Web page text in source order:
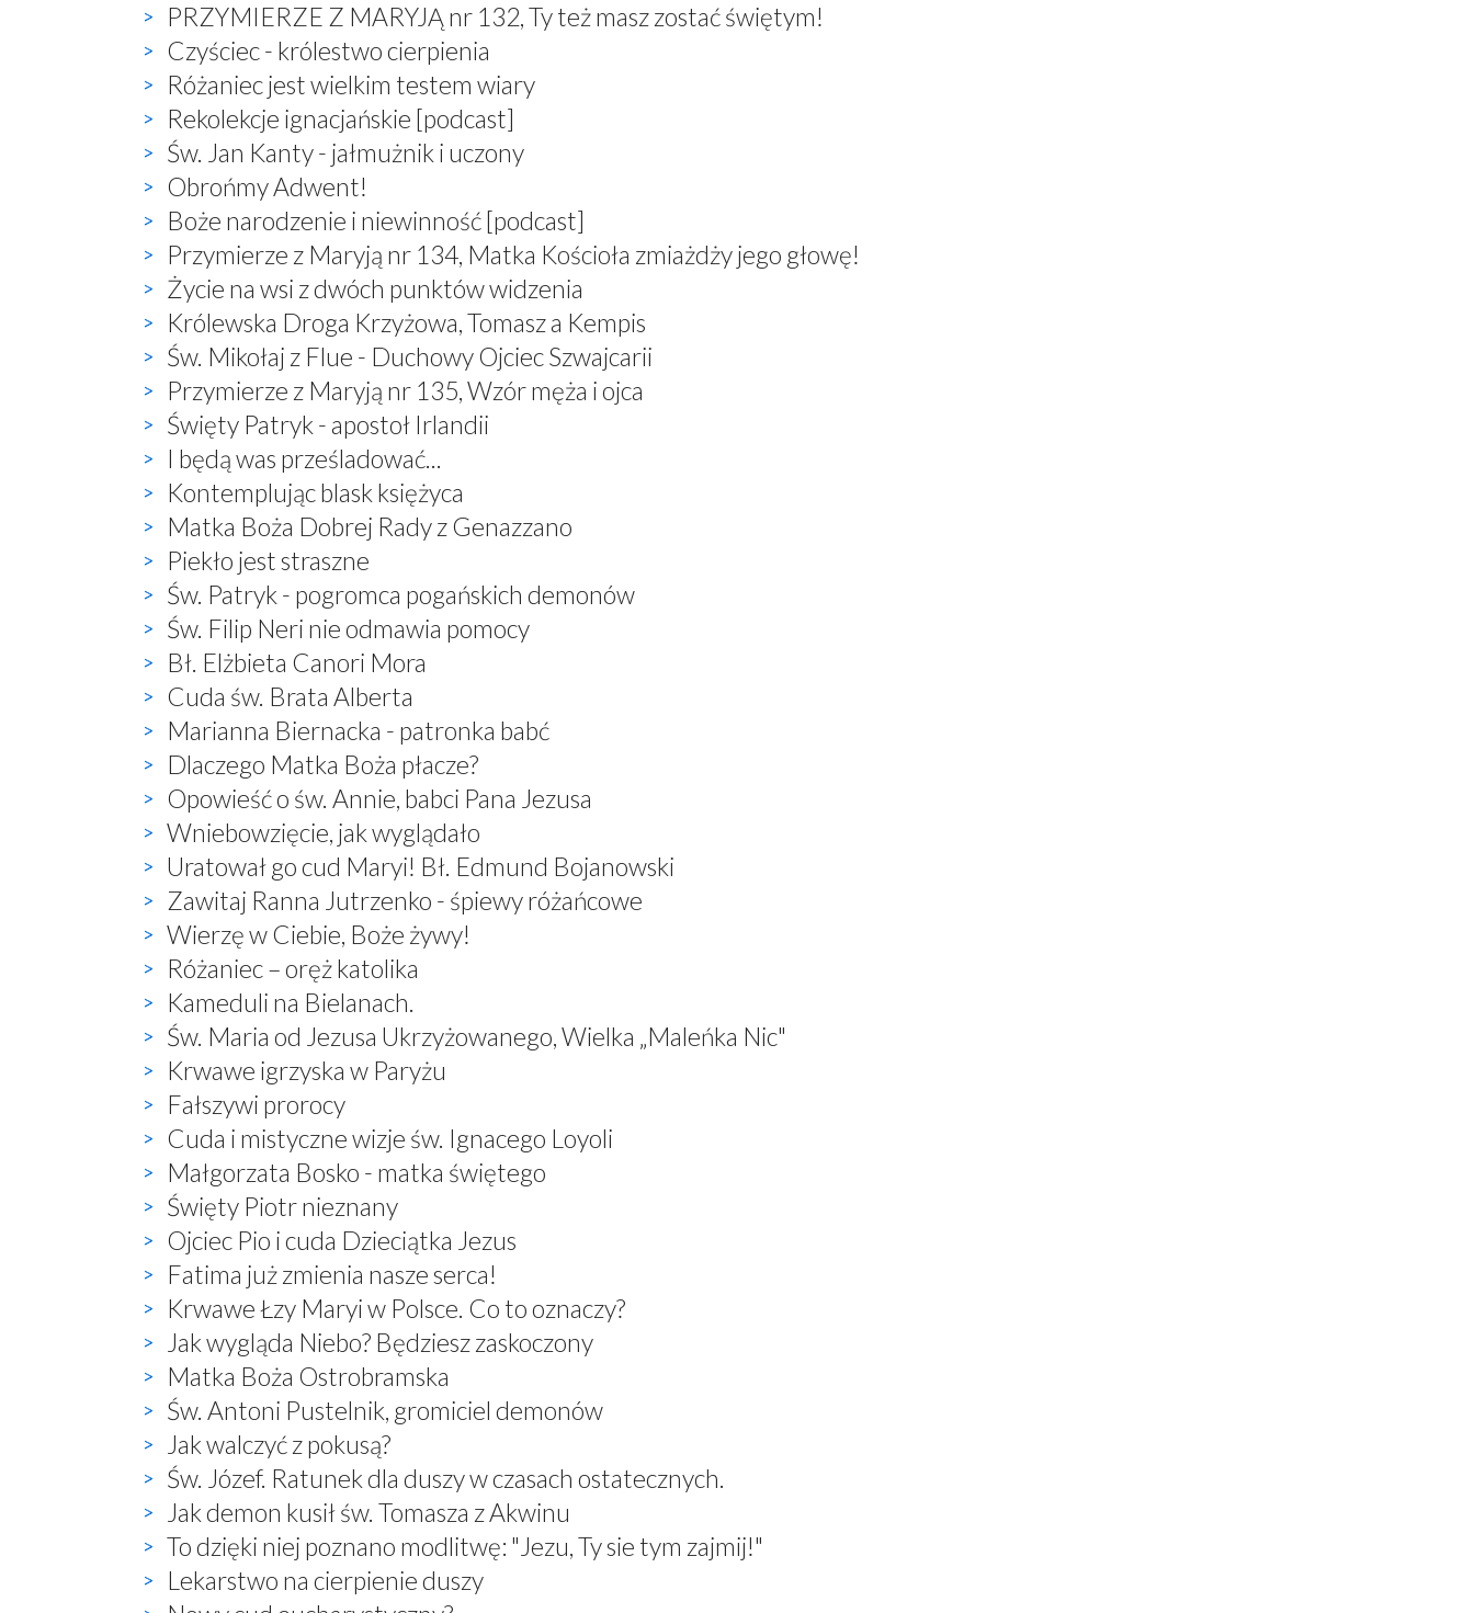
PRZYMIERZE Z MARYJĄ nr 132, Ty też masz zostać świętym!
Czyściec - królestwo cierpienia
Różaniec jest wielkim testem wiary
Rekolekcje ignacjańskie [podcast]
Św. Jan Kanty - jałmużnik i uczony
Obrońmy Adwent!
Boże narodzenie i niewinność [podcast]
Przymierze z Maryją nr 134, Matka Kościoła zmiażdży jego głowę!
Życie na wsi z dwóch punktów widzenia
Królewska Droga Krzyżowa, Tomasz a Kempis
Św. Mikołaj z Flue - Duchowy Ojciec Szwajcarii
Przymierze z Maryją nr 135, Wzór męża i ojca
Święty Patryk - apostoł Irlandii
I będą was prześladować...
Kontemplując blask księżyca
Matka Boża Dobrej Rady z Genazzano
Piekło jest straszne
Św. Patryk - pogromca pogańskich demonów
Św. Filip Neri nie odmawia pomocy
Bł. Elżbieta Canori Mora
Cuda św. Brata Alberta
Marianna Biernacka - patronka babć
Dlaczego Matka Boża płacze?
Opowieść o św. Annie, babci Pana Jezusa
Wniebowzięcie, jak wyglądało
Uratował go cud Maryi! Bł. Edmund Bojanowski
Zawitaj Ranna Jutrzenko - śpiewy różańcowe
Wierzę w Ciebie, Boże żywy!
Różaniec – oręż katolika
Kameduli na Bielanach.
Św. Maria od Jezusa Ukrzyżowanego, Wielka „Maleńka Nic"
Krwawe igrzyska w Paryżu
Fałszywi prorocy
Cuda i mistyczne wizje św. Ignacego Loyoli
Małgorzata Bosko - matka świętego
Święty Piotr nieznany
Ojciec Pio i cuda Dzieciątka Jezus
Fatima już zmienia nasze serca!
Krwawe Łzy Maryi w Polsce. Co to oznaczy?
Jak wygląda Niebo? Będziesz zaskoczony
Matka Boża Ostrobramska
Św. Antoni Pustelnik, gromiciel demonów
Jak walczyć z pokusą?
Św. Józef. Ratunek dla duszy w czasach ostatecznych.
Jak demon kusił św. Tomasza z Akwinu
To dzięki niej poznano modlitwę: "Jezu, Ty sie tym zajmij!"
Lekarstwo na cierpienie duszy